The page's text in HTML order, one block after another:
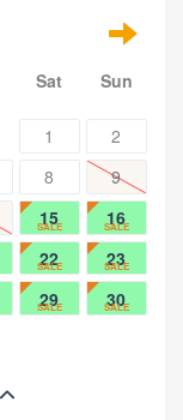
Sat Sun
1
2
8
9
15
SALE 16
SALE
22
SALE 23
SALE
29
SALE 30
SALE